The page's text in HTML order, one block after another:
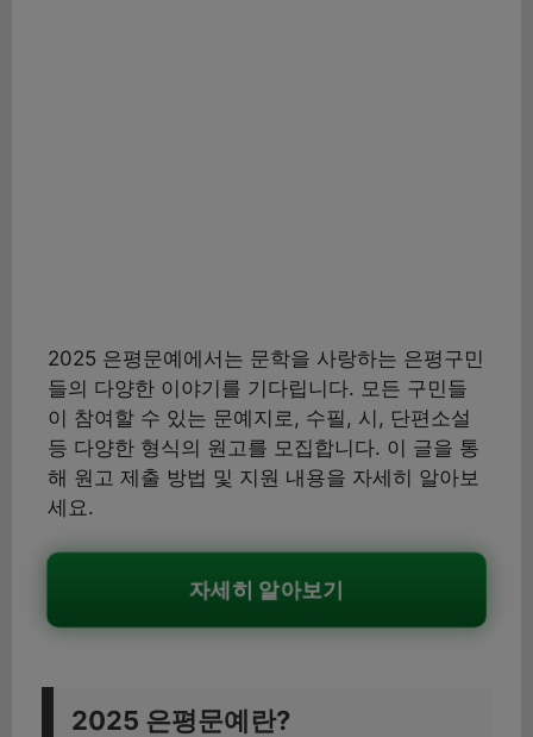
2025 은평문예에서는 문학을 사랑하는 은평구민
들의 다양한 이야기를 기다립니다. 모든 구민들
이 참여할 수 있는 문예지로, 수필, 시, 단편소설
등 다양한 형식의 원고를 모집합니다. 이 글을 통
해 원고 제출 방법 및 지원 내용을 자세히 알아보
세요.
자세히 알아보기
2025 은평문예란?